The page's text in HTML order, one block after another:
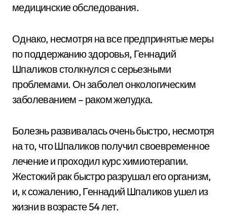
медицинские обследования.
Однако, несмотря на все предпринятые меры
по поддержанию здоровья, Геннадий
Шпаликов столкнулся с серьезными
проблемами. Он заболел онкологическим
заболеванием – раком желудка.
Болезнь развивалась очень быстро, несмотря
на то, что Шпаликов получил своевременное
лечение и проходил курс химиотерапии.
Жестокий рак быстро разрушал его организм,
и, к сожалению, Геннадий Шпаликов ушел из
жизни в возрасте 54 лет.